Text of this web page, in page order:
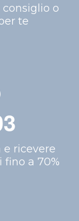
o
te
ricevere
a 70%